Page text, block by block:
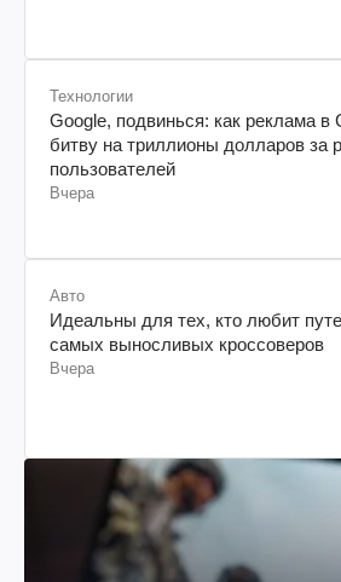
Технологии
Google, подвинься: как реклама в
битву на триллионы долларов за
пользователей
Вчера
Авто
Идеальны для тех, кто любит
самых выносливых кроссоверов
Вчера